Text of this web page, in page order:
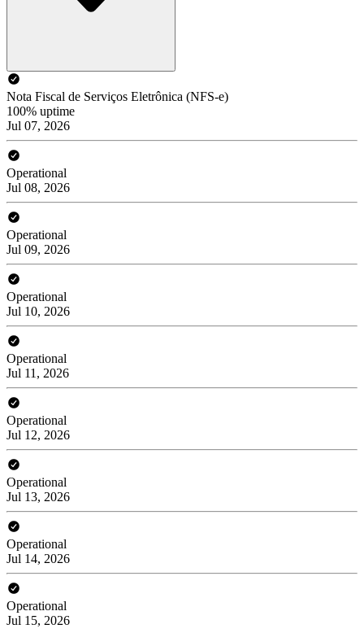
Nota Fiscal de Serviços Eletrônica (NFS-e)
100% uptime
Jul 07, 2026
Operational
Jul 08, 2026
Operational
Jul 09, 2026
Operational
Jul 10, 2026
Operational
Jul 11, 2026
Operational
Jul 12, 2026
Operational
Jul 13, 2026
Operational
Jul 14, 2026
Operational
Jul 15, 2026